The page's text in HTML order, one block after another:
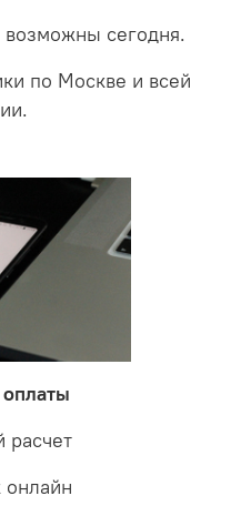
сегодня.
по Москве и всей
расчет
онлайн